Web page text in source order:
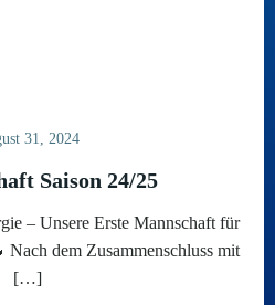
31, 2024
Saison 24/25
– Unsere Erste Mannschaft für
Nach dem Zusammenschluss mit
[…]